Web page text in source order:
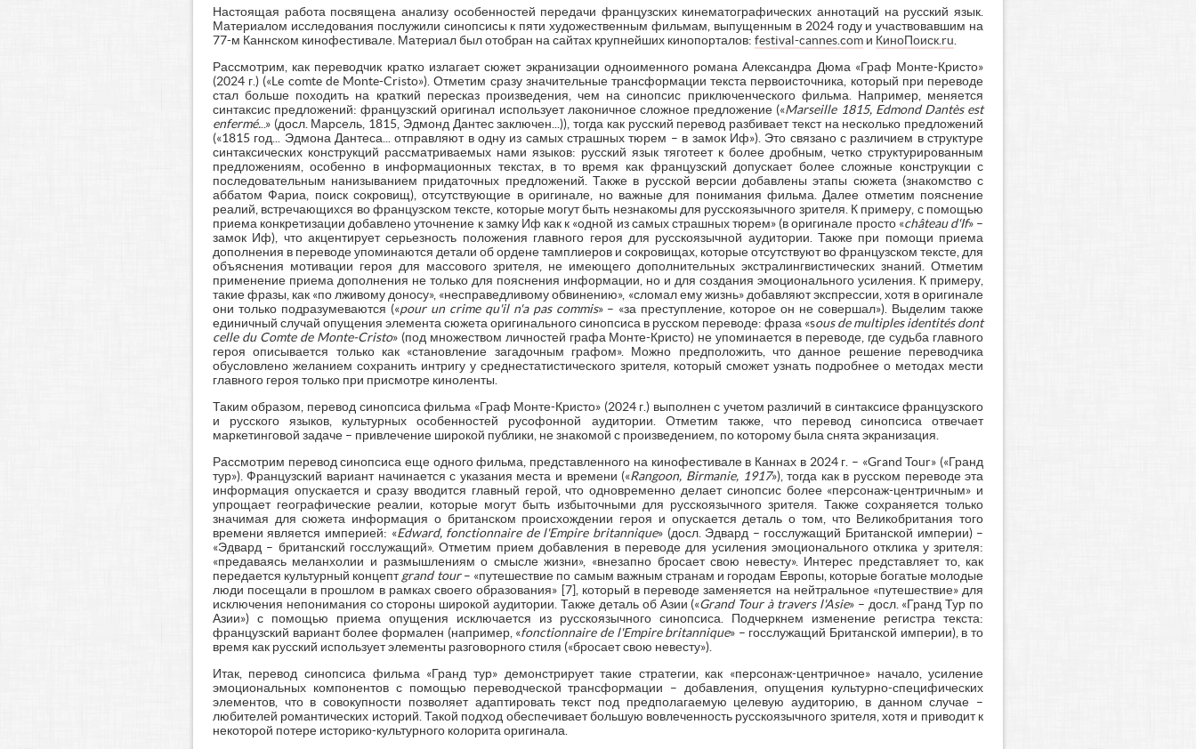
Настоящая работа посвящена анализу особенностей передачи французских кинематографических аннотаций на русский язык.
Материалом исследования послужили синопсисы к пяти художественным фильмам, выпущенным в 2024 году и участвовавшим на
77-м Каннском кинофестивале. Материал был отобран на сайтах крупнейших кинопорталов: festival-cannes.comи КиноПоиск.ru
Рассмотрим, как переводчик кратко излагает сюжет экранизации одноименного романа Александра Дюма «Граф Монте-Кристо»
(2024 г.) («Le comte de Monte-Cristo»). Отметим сразу значительные трансформации текста первоисточника, который при переводе
стал больше походить на краткий пересказ произведения, чем на синопсис приключенческого фильма. Например, меняется
синтаксис предложений: французский оригинал использует лаконичное сложное предложение («Marseille 1815, Edmond Dantès est
enfermé...» (досл. Марсель, 1815, Эдмонд Дантес заключен...)), тогда как русский перевод разбивает текст на несколько предложений
(«1815 год... Эдмона Дантеса... отправляют в одну из самых страшных тюрем – в замок Иф»). Это связано с различием в структуре
синтаксических конструкций рассматриваемых нами языков: русский язык тяготеет к более дробным, четко структурированным
предложениям, особенно в информационных текстах, в то время как французский допускает более сложные конструкции с
последовательным нанизыванием придаточных предложений. Также в русской версии добавлены этапы сюжета (знакомство с
аббатом Фариа, поиск сокровищ), отсутствующие в оригинале, но важные для понимания фильма. Далее отметим пояснение
реалий, встречающихся во французском тексте, которые могут быть незнакомы для русскоязычного зрителя. К примеру, с помощью
приема конкретизации добавлено уточнение к замку Иф как к «одной из самых страшных тюрем» (в оригинале просто «château d'If» –
замок Иф), что акцентирует серьезность положения главного героя для русскоязычной аудитории. Также при помощи приема
дополнения в переводе упоминаются детали об ордене тамплиеров и сокровищах, которые отсутствуют во французском тексте, для
объяснения мотивации героя для массового зрителя, не имеющего дополнительных экстралингвистических знаний. Отметим
применение приема дополнения не только для пояснения информации, но и для создания эмоционального усиления. К примеру,
такие фразы, как «по лживому доносу», «несправедливому обвинению», «сломал ему жизнь» добавляют экспрессии, хотя в оригинале
они только подразумеваются («pour un crime qu'il n'a pas commis» – «за преступление, которое он не совершал»). Выделим также
единичный случай опущения элемента сюжета оригинального синопсиса в русском переводе: фраза «sous de multiples identités dont
celle du Comte de Monte-Cristo» (под множеством личностей графа Монте-Кристо) не упоминается в переводе, где судьба главного
героя описывается только как «становление загадочным графом». Можно предположить, что данное решение переводчика
обусловлено желанием сохранить интригу у среднестатистического зрителя, который сможет узнать подробнее о методах мести
главного героя только при присмотре киноленты.
Таким образом, перевод синопсиса фильма «Граф Монте-Кристо» (2024 г.) выполнен с учетом различий в синтаксисе французского
и русского языков, культурных особенностей русофонной аудитории. Отметим также, что перевод синопсиса отвечает
маркетинговой задаче – привлечение широкой публики, не знакомой с произведением, по которому была снята экранизация.
Рассмотрим перевод синопсиса еще одного фильма, представленного на кинофестивале в Каннах в 2024 г. – «Grand Tour» («Гранд
тур»). Французский вариант начинается с указания места и времени («Rangoon, Birmanie, 1917»), тогда как в русском переводе эта
информация опускается и сразу вводится главный герой, что одновременно делает синопсис более «персонаж-центричным» и
упрощает географические реалии, которые могут быть избыточными для русскоязычного зрителя. Также сохраняется только
значимая для сюжета информация о британском происхождении героя и опускается деталь о том, что Великобритания того
времени является империей: «Edward, fonctionnaire de l'Empire britannique» (досл. Эдвард – госслужащий Британской империи) –
«Эдвард – британский госслужащий». Отметим прием добавления в переводе для усиления эмоционального отклика у зрителя:
«предаваясь меланхолии и размышлениям о смысле жизни», «внезапно бросает свою невесту». Интерес представляет то, как
передается культурный концептgrand tour– «путешествие по самым важным странам и городам Европы, которые богатые молодые
люди посещали в прошлом в рамках своего образования» [7], который в переводе заменяется на нейтральное «путешествие» для
исключения непонимания со стороны широкой аудитории. Также деталь об Азии («Grand Tour à travers l'Asie» – досл. «Гранд Тур по
Азии») с помощью приема опущения исключается из русскоязычного синопсиса. Подчеркнем изменение регистра текста:
французский вариант более формален (например, «fonctionnaire de l'Empire britannique» – госслужащий Британской империи), в то
время как русский использует элементы разговорного стиля («бросает свою невесту»).
Итак, перевод синопсиса фильма «Гранд тур» демонстрирует такие стратегии, как «персонаж-центричное» начало, усиление
эмоциональных компонентов с помощью переводческой трансформации – добавления, опущения культурно-специфических
элементов, что в совокупности позволяет адаптировать текст под предполагаемую целевую аудиторию, в данном случае –
любителей романтических историй. Такой подход обеспечивает большую вовлеченность русскоязычного зрителя, хотя и приводит к
некоторой потере историко-культурного колорита оригинала.